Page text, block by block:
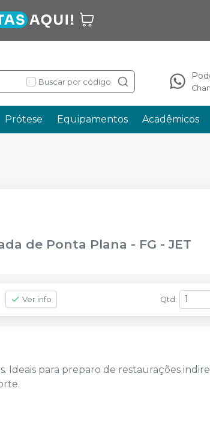
Buscar por código
Prótese Equipamentos Acadêmicos
de Ponta Plana - FG -JET
Ver info Qtd :
Ideais para preparo de restaurações